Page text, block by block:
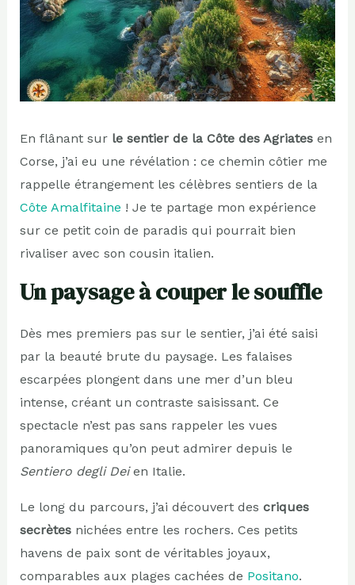
En flânant sur le sentier de la Côte des Agriatesen
Corse, j’ai eu une révélation : ce chemin côtier me
rappelle étrangement les célèbres sentiers de la
Côte Amalfitaine ! Je te partage mon expérience
sur ce petit coin de paradis qui pourrait bien
rivaliser avec son cousin italien.
Un paysage à couper le souffle
Dès mes premiers pas sur le sentier, j’ai été saisi
par la beauté brute du paysage. Les falaises
escarpées plongent dans une mer d’un bleu
intense, créant un contraste saisissant. Ce
spectacle n’est pas sans rappeler les vues
panoramiques qu’on peut admirer depuis le
Sentiero degli Deien Italie.
Le long du parcours, j’ai découvert des criques
secrètesnichées entre les rochers. Ces petits
havens de paix sont de véritables joyaux,
comparables aux plages cachées de Positano.